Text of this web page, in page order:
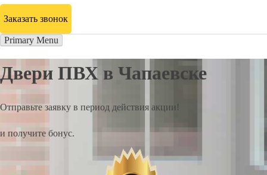
Заказать звонок
Primary Menu
Двери ПВХ в Чапаевске
Отправьте заявку в период действия акции!
и получите бонус.